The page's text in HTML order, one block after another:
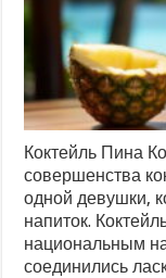
Коктейль Пина
совершенства
одной девушки,
напиток.
национальным
соединились